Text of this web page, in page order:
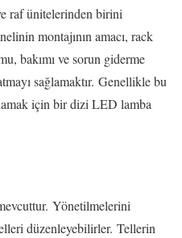
raf ünitelerinden birini
montajının amacı, rack
bakımı ve sorun giderme
sağlamaktır. Genellikle bu
için bir dizi LED lamba
Yönetilmelerini
düzenleyebilirler. Tellerin